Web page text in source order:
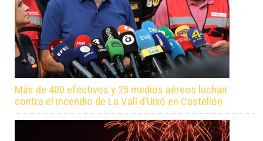
Más de 400 efectivos y 25 medios aéreos luchan
contra el incendio de La Vall d’Uixó en Castellón